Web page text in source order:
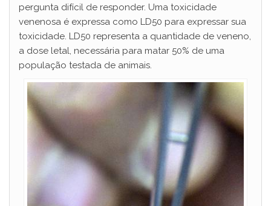
pergunta difícil de responder. Uma toxicidade
venenosa é expressa como LD50 para expressar sua
toxicidade. LD50 representa a quantidade de veneno,
a dose letal, necessária para matar 50% de uma
população testada de animais.